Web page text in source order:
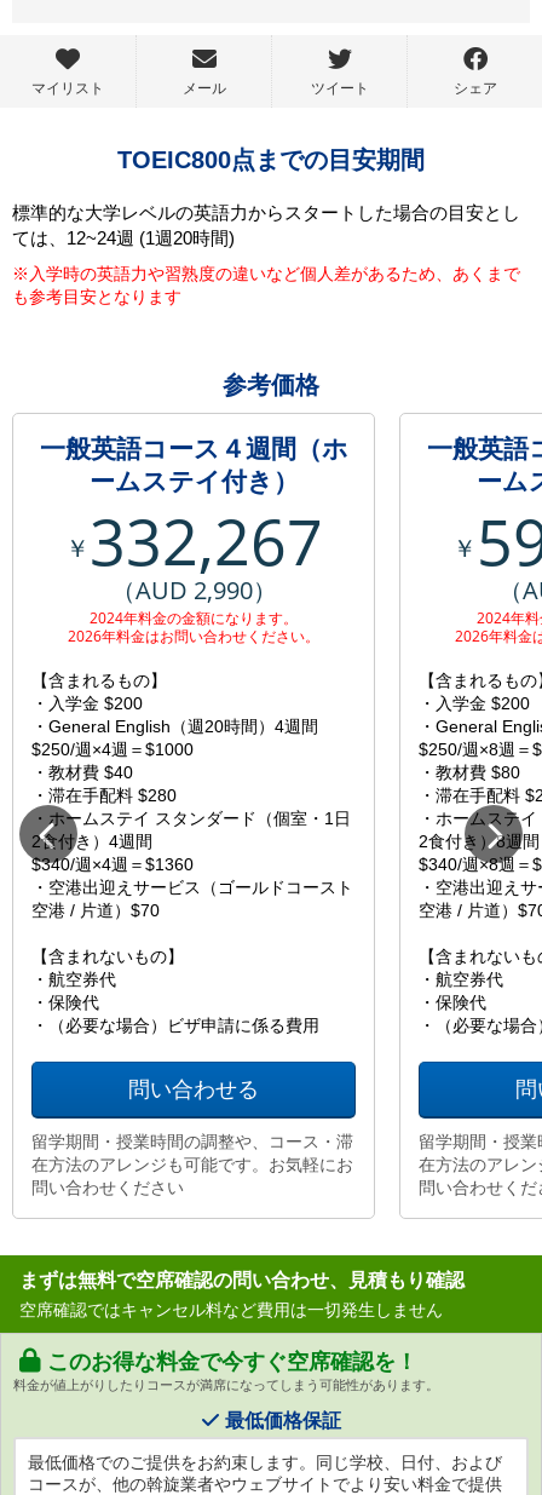
マイリスト メール ツイート シェア
TOEIC800点までの目安期間
標準的な大学レベルの英語力からスタートした場合の目安とし
ては、12~24週 (1週20時間)
※入学時の英語力や習熟度の違いなど個人差があるため、あくまで
も参考目安となります
参考価格
一般英語コース４週間（ホ
ームステイ付き）
￥ 332,267
（AUD 2,990）
2024年料金の金額になります。
2026年料金はお問い合わせください。
【含まれるもの】
・入学金 $200
・General English（週20時間）4週間
$250/週×4週＝$1000
・教材費 $40
・滞在手配料 $280
・ホームステイ スタンダード（個室・1日
2食付き）4週間
$340/週×4週＝$1360
・空港出迎えサービス（ゴールドコースト
空港 / 片道）$70
【含まれないもの】
・航空券代
・保険代
・（必要な場合）ビザ申請に係る費用
問い合わせる
留学期間・授業時間の調整や、コース・滞
在方法のアレンジも可能です。お気軽にお
問い合わせください
一般英語
ーム
￥
（
2024年
2026年料金
【含まれるもの
・入学金 $200
・General
$250/週×8週＝
・教材費 $80
・滞在手配料
・ホームステ
2食付き）8週間
$340/週×8週＝
・空港出迎え
空港 / 片道）
【含まれない
・航空券代
・保険代
・（必要な場
留学期間・授
在方法のアレ
問い合わせくだ
まずは無料で空席確認の問い合わせ、見積もり確認
空席確認ではキャンセル料など費用は一切発生しません
このお得な料金で今すぐ空席確認を！
料金が値上がりしたりコースが満席になってしまう可能性があります。
最低価格保証
最低価格でのご提供をお約束します。同じ学校、日付、および
コースが、他の斡旋業者やウェブサイトでより安い料金で提供